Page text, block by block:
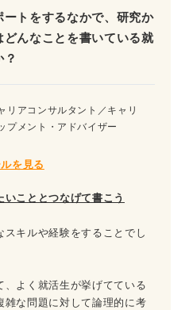
ートをするなかで、研究か
どんなことを書いている就
リアコンサルタント／キャリ
プメント・アドバイザー
を見る
こととつなげて書こう
スキルや経験をすることでし
、よく就活生が挙げてている
雑な問題に対して論理的に考